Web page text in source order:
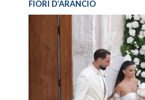
FIORI D’ARANCIO